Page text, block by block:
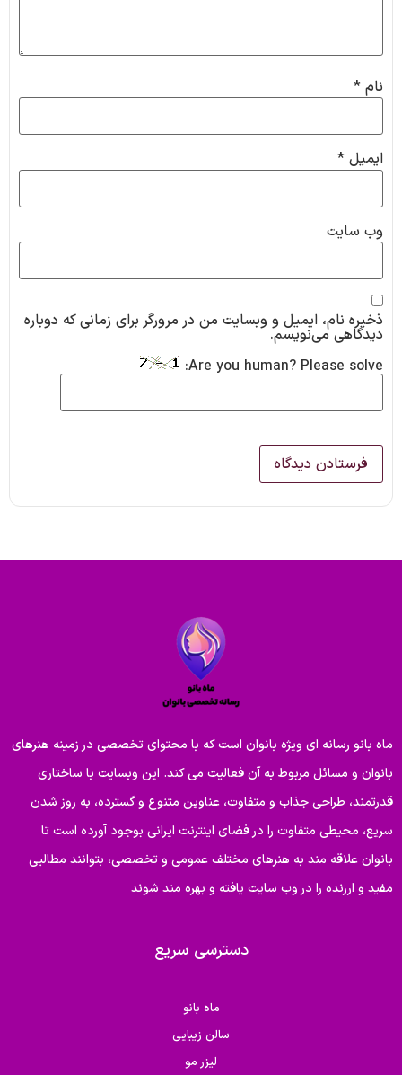
نام *
ایمیل *
وب‌ سایت
ذخیره نام، ایمیل و وبسایت من در مرورگر برای زمانی که دوباره
دیدگاهی می‌نویسم.
Are you human? Please solve:
ماه بانو رسانه ای ویژه بانوان است که با محتوای تخصصی در زمینه هنرهای
بانوان و مسائل مربوط به آن فعالیت می کند. این وبسایت با ساختاری
قدرتمند، طراحی جذاب و متفاوت، عناوین متنوع و گسترده، به روز شدن
سریع، محیطی متفاوت را در فضای اینترنت ایرانی بوجود آورده است تا
بانوان علاقه مند به هنرهای مختلف عمومی و تخصصی، بتوانند مطالبی
مفید و ارزنده را در وب سایت یافته و بهره مند شوند
دسترسی سریع
ماه بانو
سالن زیبایی
لیزر مو